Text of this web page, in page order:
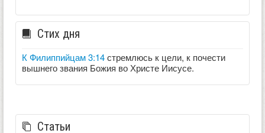
Стих дня
К Филиппийцам 3:14стремлюсь к цели, к почести
вышнего звания Божия во Христе Иисусе.
Статьи